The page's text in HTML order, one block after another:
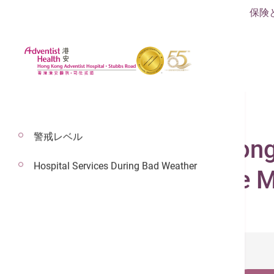
保険
[Press Release]
HKUST to Advance
警戒レベル
Hospital Services During Bad Weather